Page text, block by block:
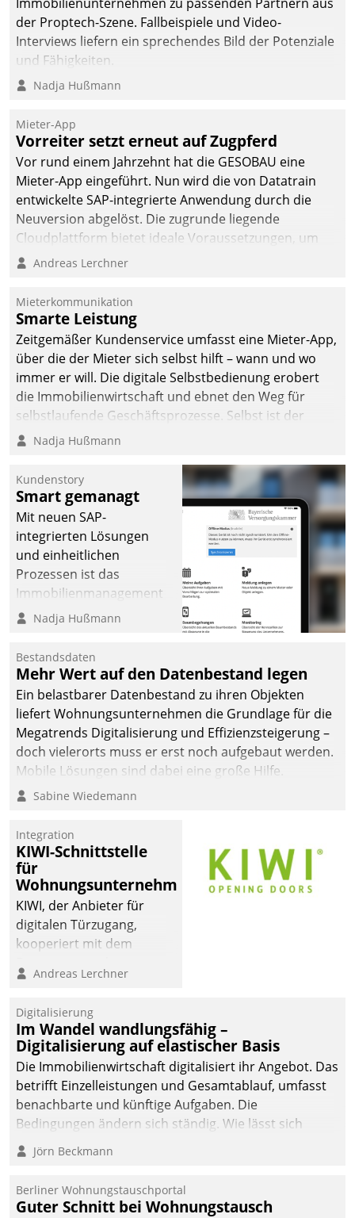
der Proptech-Szene. Fallbeispiele und Video-
Interviews liefern ein sprechendes Bild der Potenziale
und Fähigkeiten.
Nadja Hußmann
Mieter-App
Vorreiter setzt erneut auf Zugpferd
Vor rund einem Jahrzehnt hat die GESOBAU eine
Mieter-App eingeführt. Nun wird die von Datatrain
entwickelte SAP-integrierte Anwendung durch die
Neuversion abgelöst. Die zugrunde liegende
Cloudplattform bietet ideale Voraussetzungen, um
die Funktionalität der App zu erweitern und weitere
integrieren.
Andreas Lerchner
Mieterkommunikation
Smarte Leistung
Zeitgemäßer Kundenservice umfasst eine Mieter-App,
über die der Mieter sich selbst hilft – wann und wo
immer er will. Die digitale Selbstbedienung erobert
die Immobilienwirtschaft und ebnet den Weg für
selbstlaufende Geschäftsprozesse. Selbst ist der
Kunde und smart der Serviceanbieter.
Nadja Hußmann
Kundenstory
Smart gemanagt
Mit neuen SAP-
integrierten Lösungen
und einheitlichen
Prozessen ist das
Immobilienmanagement
der Bayerischen
Ressort Kapitalanlage für
künftige Aufgaben und
Herausforderungen
gerüstet.
Nadja Hußmann
Bestandsdaten
Mehr Wert auf den Datenbestand legen
Ein belastbarer Datenbestand zu ihren Objekten
liefert Wohnungsunternehmen die Grundlage für die
Megatrends Digitalisierung und Effizienzsteigerung –
doch vielerorts muss er erst noch aufgebaut werden.
Mobile Lösungen sind dabei eine große Hilfe.
Sabine Wiedemann
Integration
KIWI-Schnittstelle
für
Wohnungsunternehmen
KIWI, der Anbieter für
digitalen Türzugang,
kooperiert mit dem
Softwareentwicklungshaus
Andreas Lerchner
Digitalisierung
Im Wandel wandlungsfähig –
Digitalisierung auf elastischer Basis
Die Immobilienwirtschaft digitalisiert ihr Angebot. Das
betrifft Einzelleistungen und Gesamtablauf, umfasst
benachbarte und künftige Aufgaben. Die
Bedingungen ändern sich ständig. Wie lässt sich
technisch die Kontrolle wahren und zugleich Freiraum
fürs Wachsen öffnen?
Jörn Beckmann
Berliner Wohnungstauschportal
Guter Schnitt bei Wohnungstausch